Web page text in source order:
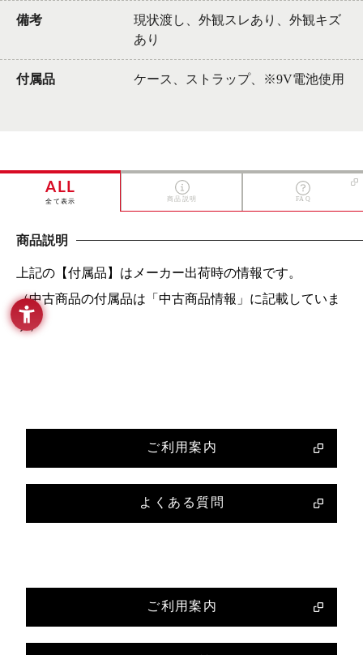
備考
現状渡し、外観スレあり、外観キズ
あり
付属品 ケース、ストラップ、※9V電池使用
ALL
全て表示 商品説明 FAQ
商品説明
上記の【付属品】はメーカー出荷時の情報です。
（中古商品の付属品は「中古商品情報」に記載していま
す）
ご利用案内
よくある質問
ご利用案内